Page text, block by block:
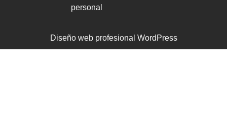
personal
Diseño web profesional WordPress